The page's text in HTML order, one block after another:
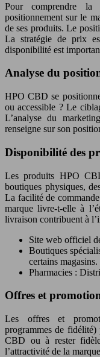
Pour comprendre
positionnement sur le
de ses produits. Le
La stratégie de prix
disponibilité est
Analyse du
HPO CBD se
ou accessible ? Le
L’analyse du
renseigne sur son
Disponibilité des
Les produits HPO
boutiques physiques,
La facilité de
marque livre-t-elle à
livraison contribuent à
Site web officiel
Boutiques
certains magasins.
Pharmacies :
Offres et
Les offres et
programmes de
CBD ou à rester
l’attractivité de la